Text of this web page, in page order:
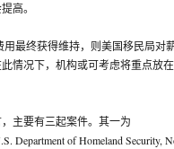
高。
最终获得维持，则美国移民局对
情况下，机构或可考虑将重点放
主要有三起案件。其一为
Department of Homeland